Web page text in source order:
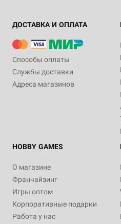
ДОСТАВКА И ОПЛАТА
Способы оплаты
Службы доставки
Адреса магазинов
HOBBY GAMES
О магазине
Франчайзинг
Игры оптом
Корпоративные подарки
Работа у нас